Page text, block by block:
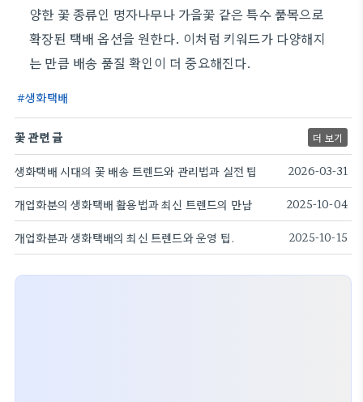
양한 꽃 종류인 명자나무나 가을꽃 같은 특수 품목으로
확장된 택배 옵션을 원한다. 이처럼 키워드가 다양해지
는 만큼 배송 품질 확인이 더 중요해진다.
생화택배
꽃 관련 글 더 보기
생화택배 시대의 꽃 배송 트렌드와 관리법과 실전 팁 2026-03-31
개업화분의 생화택배 활용법과 최신 트렌드의 만남 2025-10-04
개업화분과 생화택배의 최신 트렌드와 운영 팁. 2025-10-15